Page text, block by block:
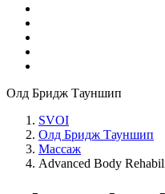
Олд Бридж Тауншип
SVOI
Олд Бридж Тауншип
Массаж
Advanced Body